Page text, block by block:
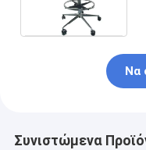
Να
Συνιστώμενα